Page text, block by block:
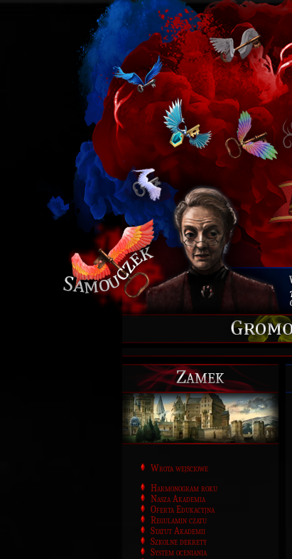
Zamek
Wrota wejściowe
Harmonogram roku
Nasza Akademia
Oferta Edukacyjna
Regulamin czatu
Statut Akademii
Szkolne dekrety
System oceniania